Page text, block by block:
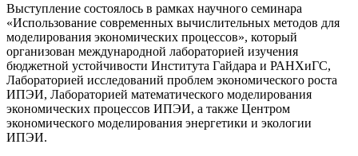
Выступление состоялось в рамках научного семинара
«Использование современных вычислительных методов для
моделирования экономических процессов», который
организован международной лабораторией изучения
бюджетной устойчивости Института Гайдара и РАНХиГС,
Лабораторией исследований проблем экономического роста
ИПЭИ, Лабораторией математического моделирования
экономических процессов ИПЭИ, а также Центром
экономического моделирования энергетики и экологии
ИПЭИ.